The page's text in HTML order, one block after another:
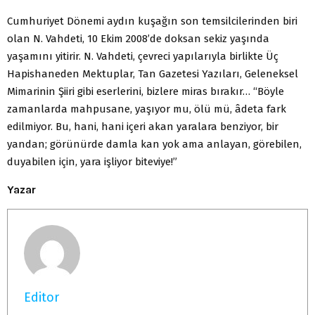
Cumhuriyet Dönemi aydın kuşağın son temsilcilerinden biri
olan N. Vahdeti, 10 Ekim 2008’de doksan sekiz yaşında
yaşamını yitirir. N. Vahdeti, çevreci yapılarıyla birlikte Üç
Hapishaneden Mektuplar, Tan Gazetesi Yazıları, Geleneksel
Mimarinin Şiiri gibi eserlerini, bizlere miras bırakır… “Böyle
zamanlarda mahpusane, yaşıyor mu, ölü mü, âdeta fark
edilmiyor. Bu, hani, hani içeri akan yaralara benziyor, bir
yandan; görünürde damla kan yok ama anlayan, görebilen,
duyabilen için, yara işliyor biteviye!”
Yazar
Editor